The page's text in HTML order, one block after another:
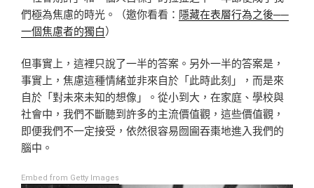
們極為焦慮的時光。（邀你看看： 隱藏在表層行為之後──
一個焦慮者的獨白）
但事實上，這裡只說了一半的答案。另外一半的答案是，
事實上，焦慮這種情緒並非來自於「此時此刻」，而是來
自於「對未來未知的想像」。從小到大，在家庭、學校與
社會中，我們不斷聽到許多的主流價值觀，這些價值觀，
即便我們不一定接受，依然很容易囫圇吞棗地進入我們的
腦中。
Embed from Getty Images